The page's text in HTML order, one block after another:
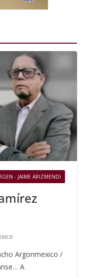
- JAIME ARIZMENDI
Argonmexico /
A